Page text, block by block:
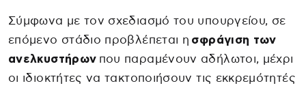
Σύμφωνα με τον σχεδιασμό του υπουργείου, σε
επόμενο στάδιο προβλέπεται η σφράγιση των
ανελκυστήρων που παραμένουν αδήλωτοι, μέχρι
οι ιδιοκτήτες να τακτοποιήσουν τις εκκρεμότητές